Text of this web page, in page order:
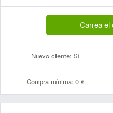
Canjea el
Nuevo cliente: Sí
Compra mínima: 0 €